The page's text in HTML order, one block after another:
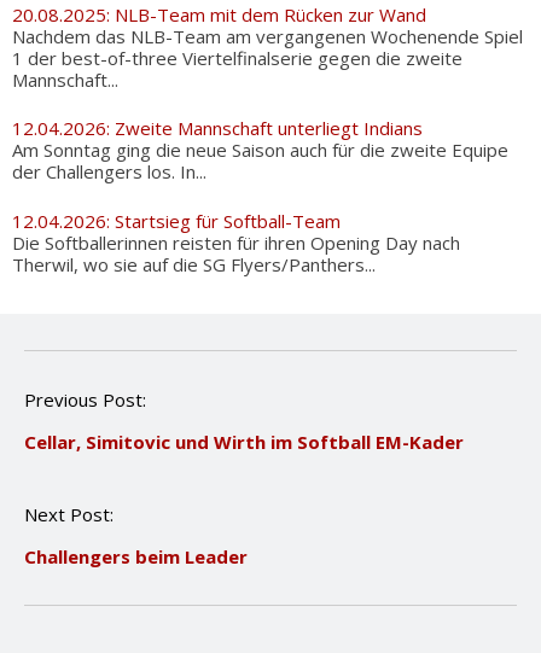
20.08.2025: NLB-Team mit dem Rücken zur Wand
Nachdem das NLB-Team am vergangenen Wochenende Spiel
1 der best-of-three Viertelfinalserie gegen die zweite
Mannschaft...
12.04.2026: Zweite Mannschaft unterliegt Indians
Am Sonntag ging die neue Saison auch für die zweite Equipe
der Challengers los. In...
12.04.2026: Startsieg für Softball-Team
Die Softballerinnen reisten für ihren Opening Day nach
Therwil, wo sie auf die SG Flyers/Panthers...
P
s
a
i
Previous Post:
Cellar, Simitovic und Wirth im Softball EM-Kader
Next Post:
Challengers beim Leader